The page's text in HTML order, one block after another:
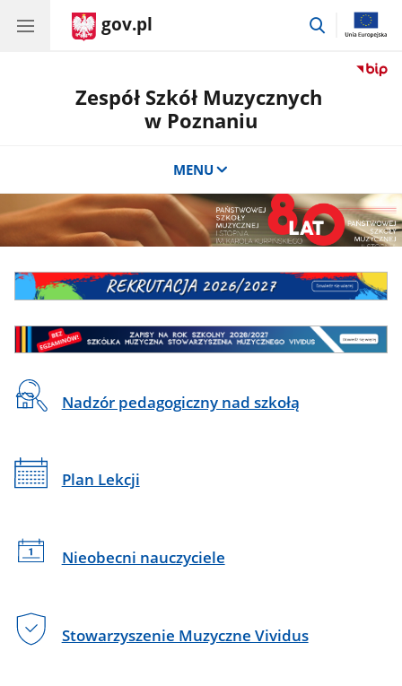
gov.pl
przejdź
Zespół Szkół Muzycznych
w Poznaniu
MENU
Rekrutacja
2026/2027
Szkółka
Muzyczna
Muzycznego
Vividus
Nadzór pedagogiczny nad szkołą
Plan Lekcji
Nieobecni nauczyciele
Stowarzyszenie Muzyczne Vividus